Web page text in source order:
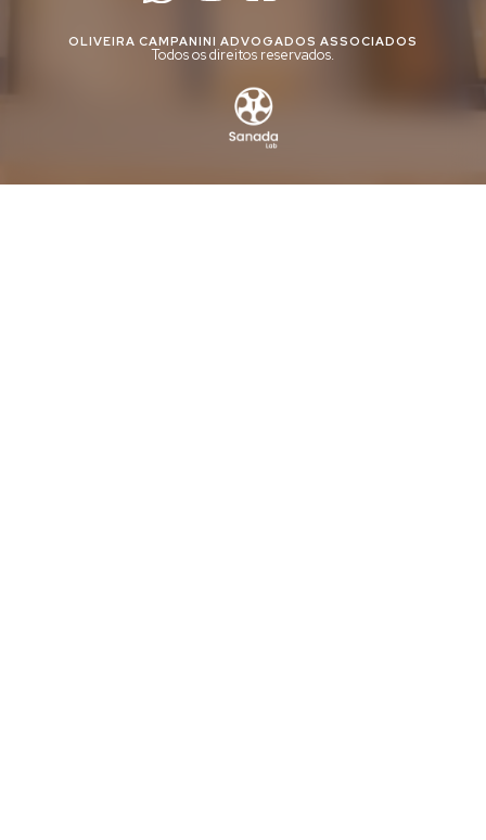
OLIVEIRA CAMPANINI ADVOGADOS ASSOCIADOS
Todos os direitos reservados.